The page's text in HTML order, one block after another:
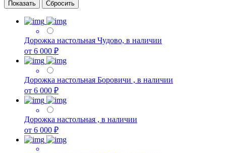
Дорожка настольная Чудово, в наличии
от 6 000 ₽
Дорожка настольная Боровичи , в наличии
от 6 000 ₽
Дорожка настольная , в наличии
от 6 000 ₽